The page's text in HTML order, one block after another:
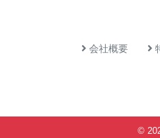
会社概要
©